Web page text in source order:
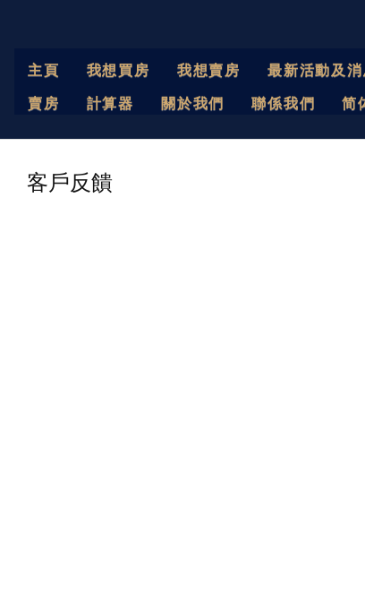
主頁 我想買房 我想賣房 最新活動及消
賣房
計算器 關於我們 聯係我們 简
客戶反饋